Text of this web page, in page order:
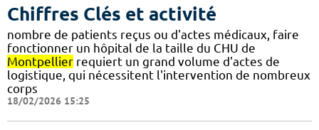
Chiffres Clés et activité
nombre de patients reçus ou d'actes médicaux, faire
fonctionner un hôpital de la taille du CHU de
Montpellier requiert un grand volume d'actes de
logistique, qui nécessitent l'intervention de nombreux
corps
18/02/2026 15:25